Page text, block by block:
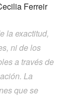
Ferreir
la exactitud,
ni de los
a través de
La
que se